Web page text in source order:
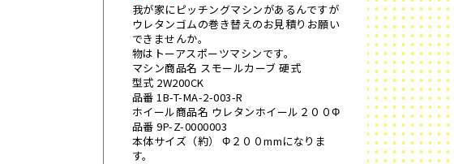
我が家にピッチングマシンがあるんですが
ウレタンゴムの巻き替えのお見積りお願い
できませんか。
物はトーアスポーツマシンです。
マシン商品名 スモールカーブ 硬式
型式 2W200CK
品番 1B-T-MA-2-003-R
ホイール商品名 ウレタンホイール２００Φ
品番 9P-Z-0000003
本体サイズ（約） Φ２００mmになりま
す。